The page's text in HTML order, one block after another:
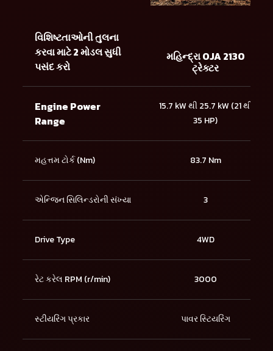
વિશિષ્ટતાઓની તુલના
કરવા માટે 2 મોડલ સુધી
પસંદ કરો
મહિન્દ્રા OJA 2130
ટ્રેક્ટર
Engine Power
Range
15.7 kW થી 25.7 kW (21 થી
35 HP)
મહત્તમ ટોર્ક (Nm) 83.7 Nm
એન્જિન સિલિન્ડરોની સંખ્યા 3
Drive Type 4WD
રેટ કરેલ RPM (r/min) 3000
સ્ટીયરિંગ પ્રકાર પાવર સ્ટિયરિંગ